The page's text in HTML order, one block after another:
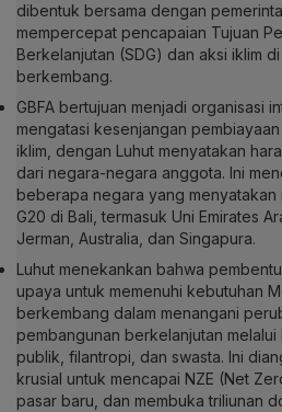
dibentuk bersama dengan
mempercepat pencapaian Tujuan
Berkelanjutan (SDG) dan aksi iklim
berkembang.
GBFA bertujuan menjadi organisasi
mengatasi kesenjangan
iklim, dengan Luhut menyatakan
dari negara-negara anggota. Ini
beberapa negara yang menyatakan
G20 di Bali, termasuk Uni Emirates
Jerman, Australia, dan Singapura.
Luhut menekankan bahwa
upaya untuk memenuhi kebutuhan
berkembang dalam menangani
pembangunan berkelanjutan
publik, filantropi, dan swasta. Ini
krusial untuk mencapai NZE (Net
pasar baru, dan membuka triliunan